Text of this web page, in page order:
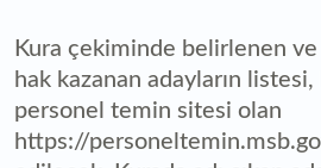
Kura çekiminde belirlenen ve
hak kazanan adayların
personel temin sitesi olan
https://